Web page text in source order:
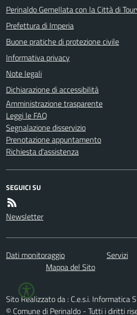
Perinaldo Gemellata con la Città di
Prefettura di Imperia
Buone pratiche di protezione civile
Informativa privacy
Note legali
Dichiarazione di accessibilità
Amministrazione trasparente
Leggi le FAQ
Segnalazione disservizio
Prenotazione appuntamento
Richiesta d'assistenza
SEGUICI SU
Newsletter
Dati monitoraggio Servizi
Mappa del Sito
Sito Realizzato da : C.e.s.i. Informatica
© Comune di Perinaldo - Tutti i diritti